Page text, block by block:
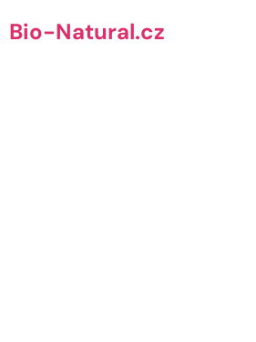
Bio-Natural.cz